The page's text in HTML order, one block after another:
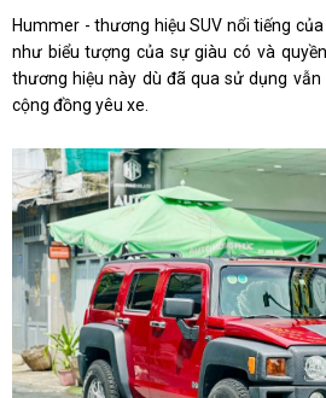
Hummer - thương hiệu SUV nổi tiếng
như biểu tượng của sự giàu có và
thương hiệu này dù đã qua sử dụng
cộng đồng yêu xe.